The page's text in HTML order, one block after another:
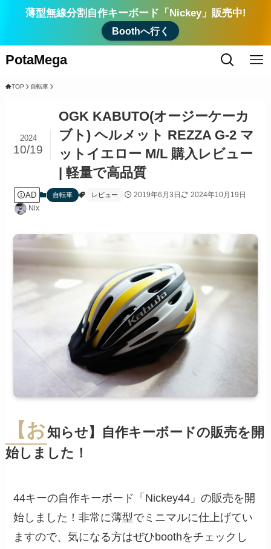
薄型無線分割自作キーボード「Nickey」販売中!
Boothへ行く
PotaMega
TOP 自転車
OGK KABUTO(オージーケーカ
ブト) ヘルメット REZZA G-2 マ
ットイエロー M/L 購入レビュー
| 軽量で高品質
2024
10/19
AD 自転車 レビュー 2019年6月3日
2024年10月19日
Nix
【お知らせ】自作キーボードの販売を開
始しました！
44キーの自作キーボード「Nickey44」の販売を開
始しました！非常に薄型でミニマルに仕上げてい
ますので、気になる方はぜひboothをチェックし